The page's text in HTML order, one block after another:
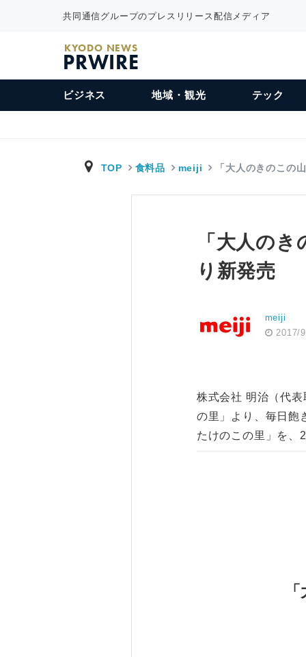
共同通信グループのプレスリリース配信メディア
KYODO NEWS
PRWIRE
ビジネス 地域・観光 テック
TOP 食料品 meiji 「大人のきのこの
「大人の
り新発売
meiji
2017/
株式会社 明治（代
の里」より、毎日飽
たけのこの里」を、